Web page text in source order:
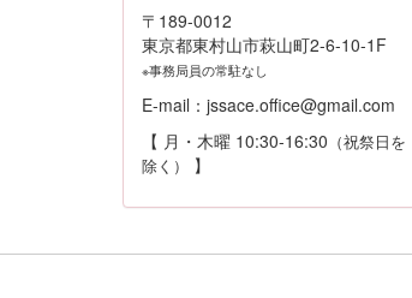
〒189-0012
東京都東村山市萩山町2-6-10-1F
※事務局員の常駐なし
E-mail：jssace.office@gmail.com
【 月・木曜 10:30-16:30 （祝祭日を
除く）
】